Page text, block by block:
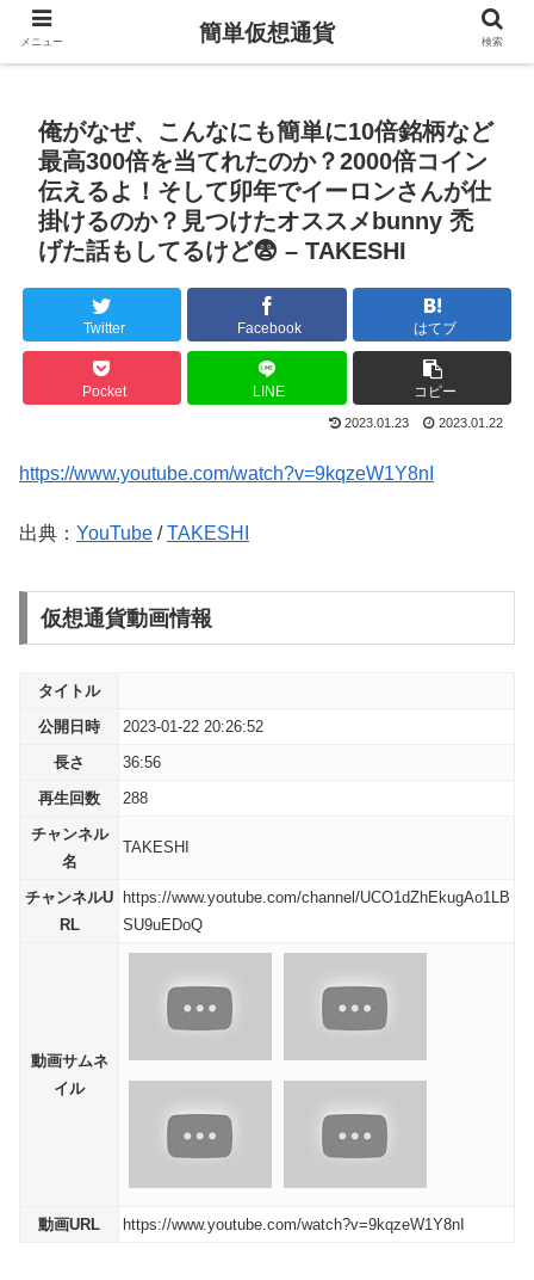
俺がなぜ、こんなにも簡単に10倍銘柄など
最高300倍を当てれたのか？2000倍コイン
伝えるよ！そして卯年でイーロンさんが仕
掛けるのか？見つけたオススメbunny 禿
げた話もしてるけど😨 – TAKESHI
Twitter Facebook はてブ
Pocket LINE コピー
2023.01.23 2023.01.22
https://www.youtube.com/watch?v=9kqzeW1Y8nI
出典： YouTube /TAKESHI
仮想通貨動画情報
タイトル
公開日時
2023-01-22 20:26:52
長さ
36:56
再生回数
288
チャンネル
名
TAKESHI
チャンネルU
RL
https://www.youtube.com/channel/UCO1dZhEkugAo1LB
SU9uEDoQ
動画サムネ
イル
動画URL https://www.youtube.com/watch?v=9kqzeW1Y8nI
メニュー 簡単仮想通貨 検索